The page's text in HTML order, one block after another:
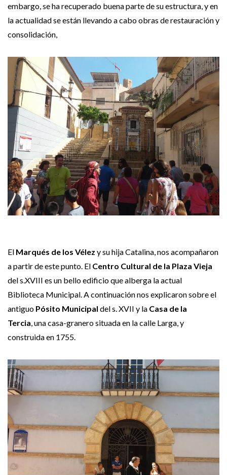
embargo, se ha recuperado buena parte de su estructura, y en
la actualidad se están llevando a cabo obras de restauración y
consolidación,
El Marqués de los Vélez y su hija Catalina, nos acompañaron
a partir de este punto. El Centro Cultural de la Plaza Vieja
del s.XVIII es un bello edificio que alberga la actual
Biblioteca Municipal. A continuación nos explicaron sobre el
antiguo Pósito Municipal del s. XVII y la Casa de la
Tercia, una casa-granero situada en la calle Larga, y
construida en 1755.